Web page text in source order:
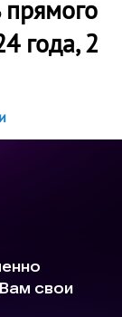
года, 2